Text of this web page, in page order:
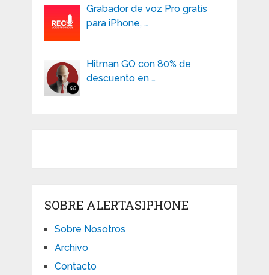
Grabador de voz Pro gratis
para iPhone, …
Hitman GO con 80% de
descuento en …
SOBRE ALERTASIPHONE
Sobre Nosotros
Archivo
Contacto